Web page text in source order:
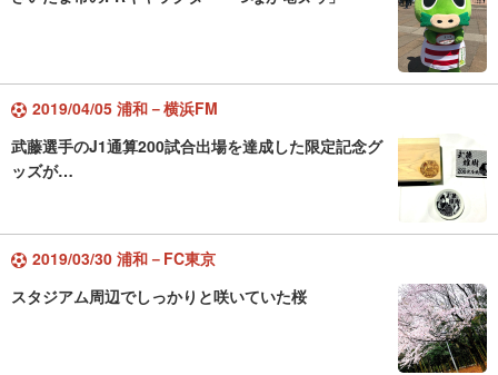
2019/04/05 浦和－横浜FM
武藤選手のJ1通算200試合出場を達成した限定記念グ
ッズが…
2019/03/30 浦和－FC東京
スタジアム周辺でしっかりと咲いていた桜